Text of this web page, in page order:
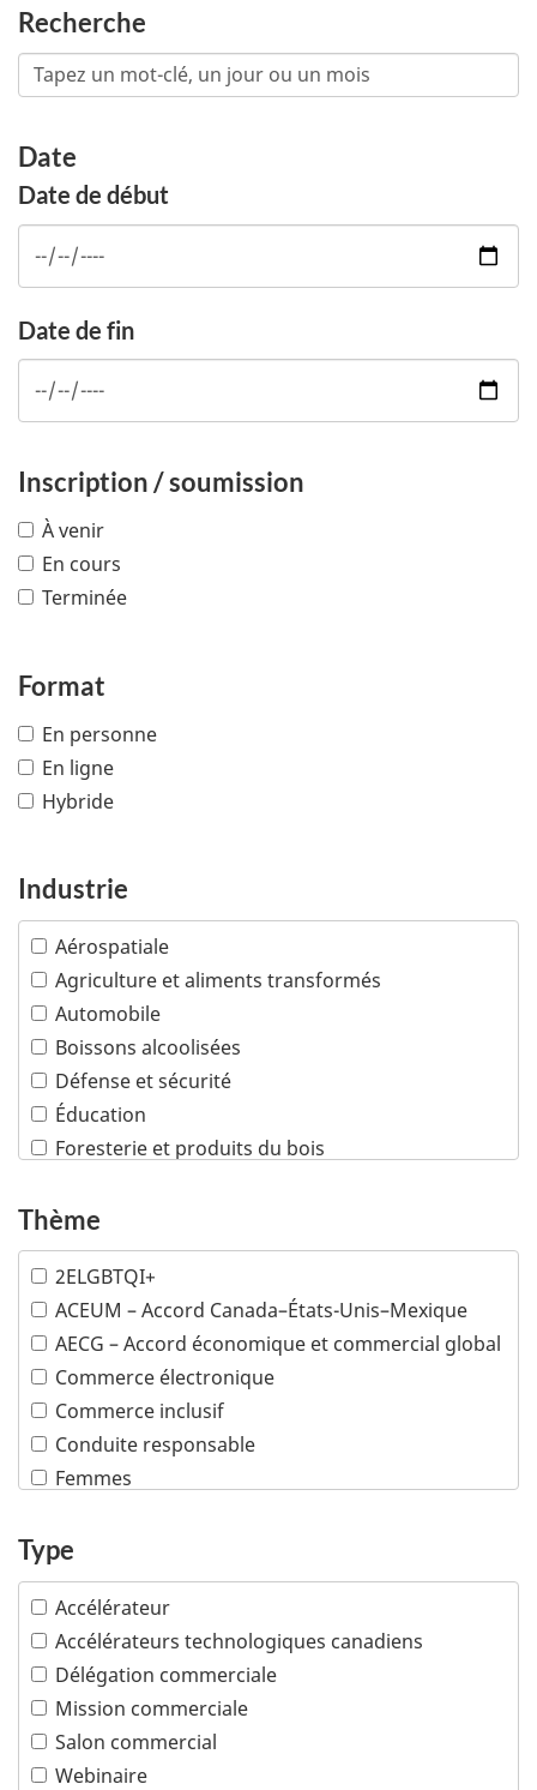
Recherche
Date
Date de début
Date de fin
Inscription / soumission
À venir
En cours
Terminée
Format
En personne
En ligne
Hybride
Industrie
Aérospatiale
Agriculture et aliments transformés
Automobile
Boissons alcoolisées
Défense et sécurité
Éducation
Foresterie et produits du bois
Infrastructures
Machinerie industrielle
Mines
Pétrole et gaz
Plusieurs industries
Poissons et fruits de mer
Produits chimiques et matières plastiques
Produits de consommation
Sciences de la vie
Services professionnels
Technologies de l'information et des
communications
Technologies océaniques
Technologies propres
Tourisme
Transports
Thème
2ELGBTQI+
ACEUM – Accord Canada–États-Unis–Mexique
AECG – Accord économique et commercial global
Commerce électronique
Commerce inclusif
Conduite responsable
Femmes
Peuples autochtones
Propriété intellectuelle
PTPGP – Accord de Partenariat transpacifique
global et progressiste
Type
Accélérateur
Accélérateurs technologiques canadiens
Délégation commerciale
Mission commerciale
Salon commercial
Webinaire